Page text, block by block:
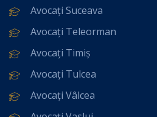
Avocați Suceava
Avocați Teleorman
Avocați Timiș
Avocați Tulcea
Avocați Vâlcea